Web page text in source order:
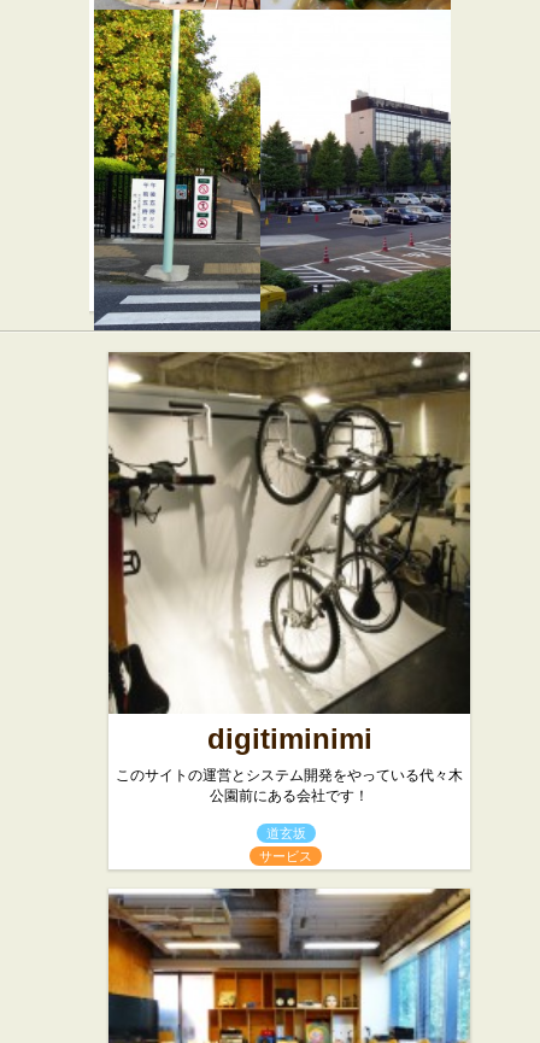
カフェ＆
ワイン ダ
ンス
カフェ・喫茶店
ヴィオレ
ット ★☆☆
フレンチ
代々木公園
参宮橋門
代々木公園
駐車場 ★☆☆
digitiminimi
このサイトの運営とシステム開発をやっている代々木
公園前にある会社です！
道玄坂
サービス